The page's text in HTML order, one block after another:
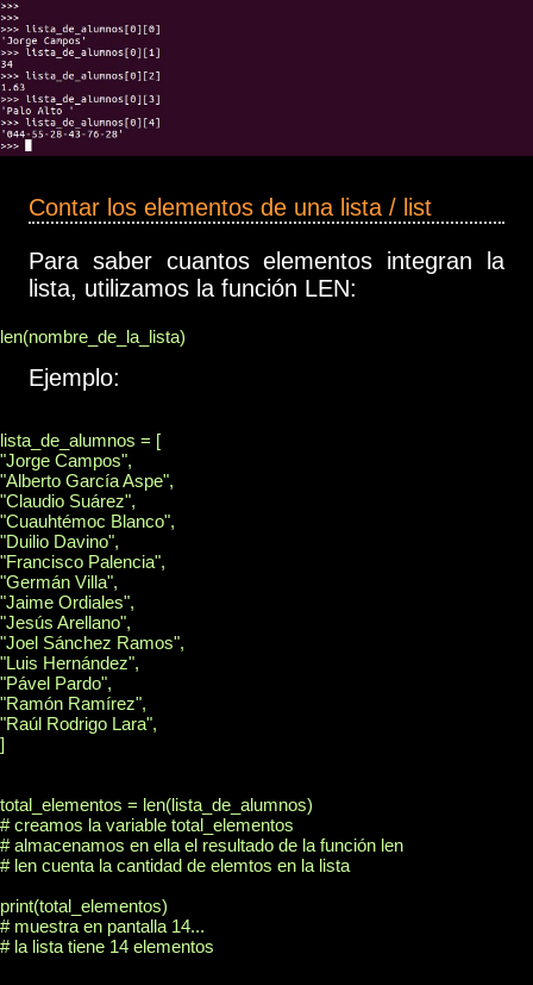
Contar los elementos de una lista / list
Para saber cuantos elementos integran la
lista, utilizamos la función LEN:
len(nombre_de_la_lista)
Ejemplo:
lista_de_alumnos = [
"Jorge Campos",
"Alberto García Aspe",
"Claudio Suárez",
"Cuauhtémoc Blanco",
"Duilio Davino",
"Francisco Palencia",
"Germán Villa",
"Jaime Ordiales",
"Jesús Arellano",
"Joel Sánchez Ramos",
"Luis Hernández",
"Pável Pardo",
"Ramón Ramírez",
"Raúl Rodrigo Lara",
]
total_elementos = len(lista_de_alumnos)
# creamos la variable total_elementos
# almacenamos en ella el resultado de la función len
# len cuenta la cantidad de elemtos en la lista
print(total_elementos)
# muestra en pantalla 14...
# la lista tiene 14 elementos